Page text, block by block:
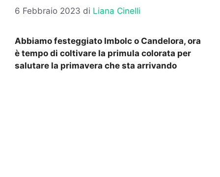
6 Febbraio 2023 di Liana Cinelli
Abbiamo festeggiato Imbolc o Candelora, ora
è tempo di coltivare la primula colorata per
salutare la primavera che sta arrivando